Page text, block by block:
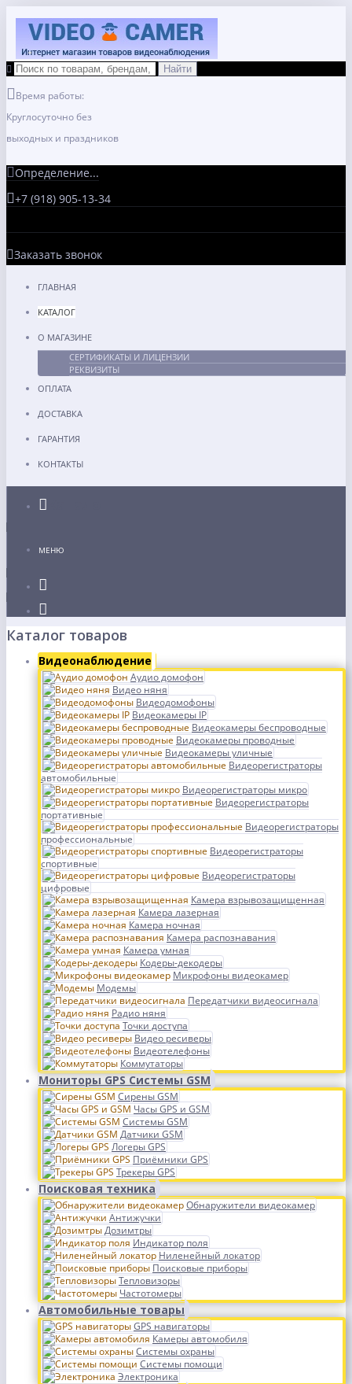
Время работы:
Круглосуточно без
выходных и праздников
Определение...
+7 (918) 905-13-34
Заказать звонок
ГЛАВНАЯ
КАТАЛОГ
О МАГАЗИНЕ
СЕРТИФИКАТЫ И ЛИЦЕНЗИИ
РЕКВИЗИТЫ
ОПЛАТА
ДОСТАВКА
ГАРАНТИЯ
КОНТАКТЫ
МЕНЮ
Каталог товаров
Видеонаблюдение
Аудио домофон
Видео няня
Видеодомофоны
Видеокамеры IP
Видеокамеры беспроводные
Видеокамеры проводные
Видеокамеры уличные
Видеорегистраторы
автомобильные
Видеорегистраторы микро
Видеорегистраторы
портативные
Видеорегистраторы
профессиональные
Видеорегистраторы
спортивные
Видеорегистраторы
цифровые
Камера взрывозащищенная
Камера лазерная
Камера ночная
Камера распознавания
Камера умная
Кодеры-декодеры
Микрофоны видеокамер
Модемы
Передатчики видеосигнала
Радио няня
Точки доступа
Видео ресиверы
Видеотелефоны
Коммутаторы
Мониторы GPS Системы GSM
Сирены GSM
Часы GPS и GSM
Системы GSM
Датчики GSM
Логеры GPS
Приёмники GPS
Трекеры GPS
Поисковая техника
Обнаружители видеокамер
Антижучки
Дозимтры
Индикатор поля
Ниленейный локатор
Поисковые приборы
Тепловизоры
Частотомеры
Автомобильные товары
GPS навигаторы
Камеры автомобиля
Системы охраны
Системы помощи
Электроника